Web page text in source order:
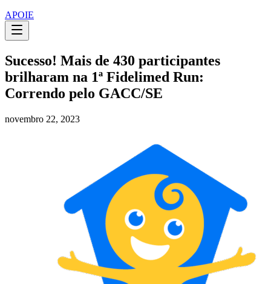
APOIE
Sucesso! Mais de 430 participantes
brilharam na 1ª Fidelimed Run:
Correndo pelo GACC/SE
novembro 22, 2023